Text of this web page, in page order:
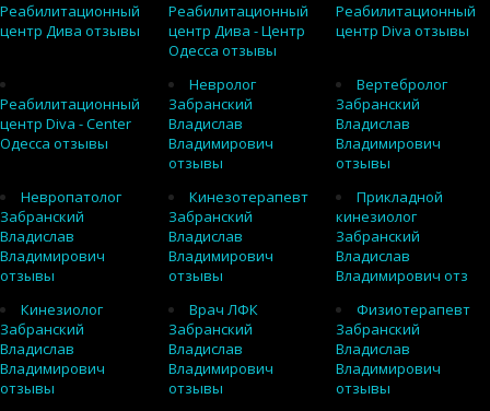
Реабилитационный
центр Дива отзывы
Реабилитационный
центр Дива - Центр
Одесса отзывы
Реабилитационный
центр Diva отзывы
Реабилитационный
центр Diva - Center
Одесса отзывы
Невролог
Забранский
Владислав
Владимирович
отзывы
Вертебролог
Забранский
Владислав
Владимирович
отзывы
Невропатолог
Забранский
Владислав
Владимирович
отзывы
Кинезотерапевт
Забранский
Владислав
Владимирович
отзывы
Прикладной
кинезиолог
Забранский
Владислав
Владимирович отз
Кинезиолог
Забранский
Владислав
Владимирович
отзывы
Врач ЛФК
Забранский
Владислав
Владимирович
отзывы
Физиотерапевт
Забранский
Владислав
Владимирович
отзывы